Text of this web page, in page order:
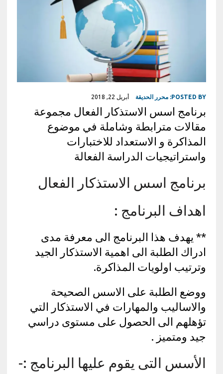
POSTED BY: محرر الحديقة أبريل 22, 2018
برنامج اسس الاستذكار الفعال مجموعة
مقالات مترابطة وشاملة في موضوع
المذاكرة و الاستعداد للاختبارات
واستراتيجيات الدراسة الفعالة
برنامج اسس الاستذكار الفعال
اهداف البرنامج :
** يهدف هذا البرنامج الى معرفة مدى
ادراك الطلبة الى اهمية الاستذكار الجيد
وترتيب اولويات المذاكرة.
ووضع الطلبة على الاسس الصحيحة
والاساليب والمهارات في الاستذكار التي
تؤهلهم الى الحصول على مستوى دراسي
جيد ومتميز .
الأسس التى يقوم عليها البرنامج :-